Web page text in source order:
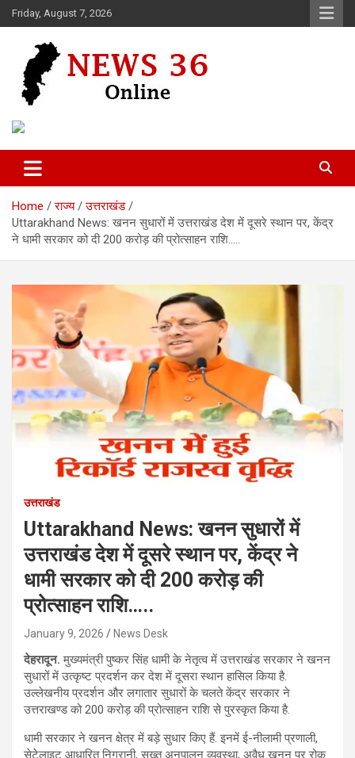
Skip
to
Friday, August 7, 2026
News 36
Home राज्य
उत्तराखंड
Uttarakhand News: खनन सुधारों में उत्तराखंड देश में दूसरे स्थान पर, केंद्र
ने धामी सरकार को दी 200 करोड़ की प्रोत्साहन राशि…..
उत्तराखंड
Uttarakhand News: खनन सुधारों में
उत्तराखंड देश में दूसरे स्थान पर, केंद्र ने
धामी सरकार को दी 200 करोड़ की
प्रोत्साहन राशि…..
January 9, 2026 News Desk
देहरादून. मुख्यमंत्री पुष्कर सिंह धामी के नेतृत्व में उत्तराखंड सरकार ने खनन
सुधारों में उत्कृष्ट प्रदर्शन कर देश में दूसरा स्थान हासिल किया है.
उल्लेखनीय प्रदर्शन और लगातार सुधारों के चलते केंद्र सरकार ने
उत्तराखण्ड को 200 करोड़ की प्रोत्साहन राशि से पुरस्कृत किया है.
धामी सरकार ने खनन क्षेत्र में बड़े सुधार किए हैं. इनमें ई-नीलामी प्रणाली,
सेटेलाइट आधारित निगरानी, सख्त अनुपालन व्यवस्था, अवैध खनन पर रोक